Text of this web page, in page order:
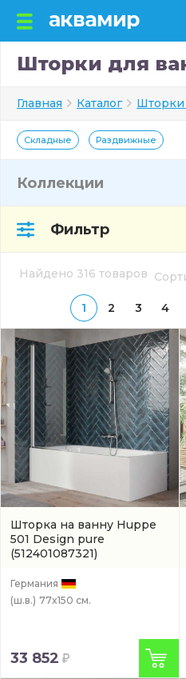
Шторки для
Главная Каталог Шторки
Складные Раздвижные
Коллекции
Фильтр
Найдено 316 товаров
1 2 3 4
Шторка на ванну Huppe
501 Design pure
(512401087321)
Германия
(ш.в.) 77x150 см.
33 852